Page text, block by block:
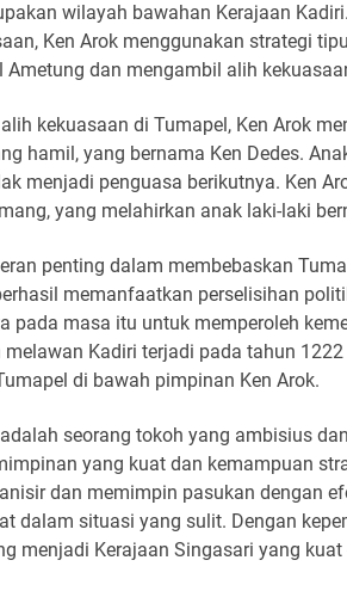
wilayah bawahan Kerajaan
Ken Arok menggunakan strategi
Ametung dan mengambil alih
kekuasaan di Tumapel, Ken Arok
hamil, yang bernama Ken Dedes.
menjadi penguasa berikutnya. Ken
yang melahirkan anak laki-laki
penting dalam membebaskan
memanfaatkan perselisihan
pada masa itu untuk memperoleh
Kadiri terjadi pada tahun 1222
di bawah pimpinan Ken Arok.
seorang tokoh yang ambisius
yang kuat dan kemampuan
dan memimpin pasukan dengan
dalam situasi yang sulit. Dengan
menjadi Kerajaan Singasari yang